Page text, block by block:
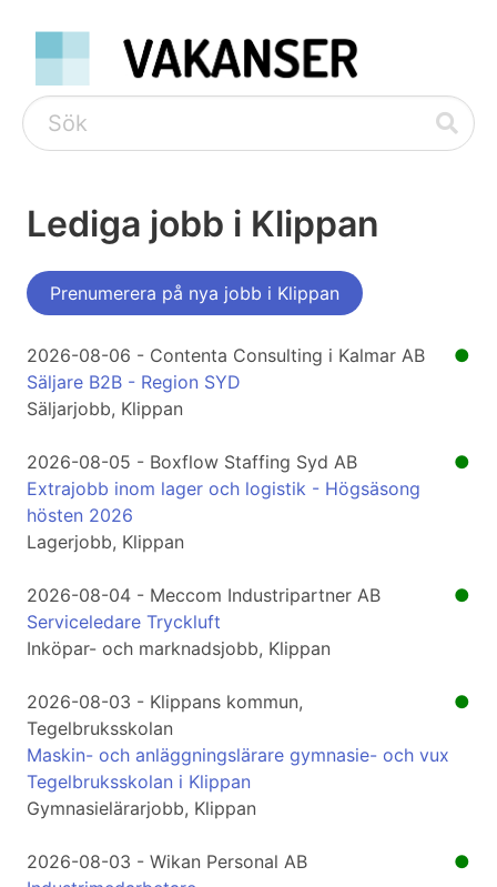
Lediga jobb i Klippan
Prenumerera på nya jobb i Klippan
●
2026-08-06 - Contenta Consulting i Kalmar AB
Säljare B2B - Region SYD
Säljarjobb, Klippan
●
2026-08-05 - Boxflow Staffing Syd AB
Extrajobb inom lager och logistik - Högsäsong
hösten 2026
Lagerjobb, Klippan
●
2026-08-04 - Meccom Industripartner AB
Serviceledare Tryckluft
Inköpar- och marknadsjobb, Klippan
●
2026-08-03 - Klippans kommun,
Tegelbruksskolan
Maskin- och anläggningslärare gymnasie- och vux
Tegelbruksskolan i Klippan
Gymnasielärarjobb, Klippan
●
2026-08-03 - Wikan Personal AB